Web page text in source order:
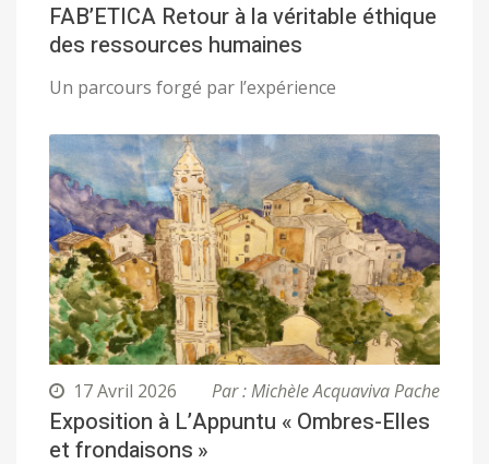
FAB’ETICA Retour à la véritable éthique
des ressources humaines
Un parcours forgé par l’expérience
17 Avril 2026 Par : Michèle Acquaviva Pache
Exposition à L’Appuntu « Ombres-Elles
et frondaisons »